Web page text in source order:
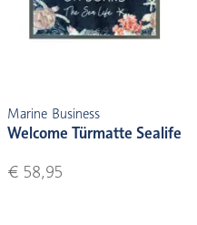
Marine Business
Welcome Türmatte Sealife
€ 58,95